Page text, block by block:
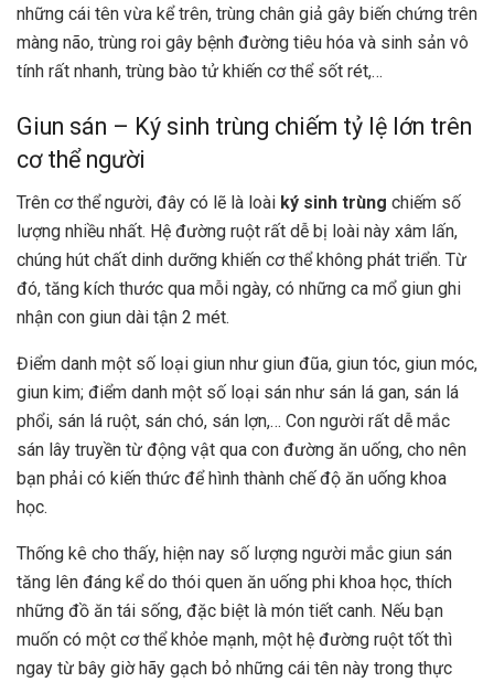
những cái tên vừa kể trên, trùng chân giả gây biến chứng trên
màng não, trùng roi gây bệnh đường tiêu hóa và sinh sản vô
tính rất nhanh, trùng bào tử khiến cơ thể sốt rét,…
Giun sán – Ký sinh trùng chiếm tỷ lệ lớn trên
cơ thể người
Trên cơ thể người, đây có lẽ là loài ký sinh trùng chiếm số
lượng nhiều nhất. Hệ đường ruột rất dễ bị loài này xâm lấn,
chúng hút chất dinh dưỡng khiến cơ thể không phát triển. Từ
đó, tăng kích thước qua mỗi ngày, có những ca mổ giun ghi
nhận con giun dài tận 2 mét.
Điểm danh một số loại giun như giun đũa, giun tóc, giun móc,
giun kim; điểm danh một số loại sán như sán lá gan, sán lá
phổi, sán lá ruột, sán chó, sán lợn,… Con người rất dễ mắc
sán lây truyền từ động vật qua con đường ăn uống, cho nên
bạn phải có kiến thức để hình thành chế độ ăn uống khoa
học.
Thống kê cho thấy, hiện nay số lượng người mắc giun sán
tăng lên đáng kể do thói quen ăn uống phi khoa học, thích
những đồ ăn tái sống, đặc biệt là món tiết canh. Nếu bạn
muốn có một cơ thể khỏe mạnh, một hệ đường ruột tốt thì
ngay từ bây giờ hãy gạch bỏ những cái tên này trong thực